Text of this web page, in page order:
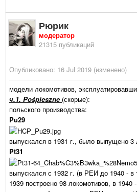
Рюрик
модератор
21315 публикаций
Опубликовано: 16 Jul 2019 (изменено)
модели локомотивов,
ч.1. Pośpieszne (скорые):
польского производства:
Pu29
выпускался в 1931 г., было выпущено 3
Pt31
выпускался с 1932 г. (в РЕИ до 1940 -
1939 построено 98 локомотивов, в